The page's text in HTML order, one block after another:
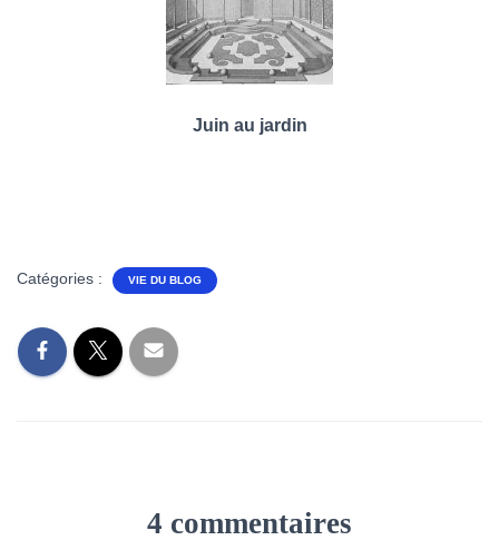
Juin au jardin
Catégories : VIE DU BLOG
4 commentaires